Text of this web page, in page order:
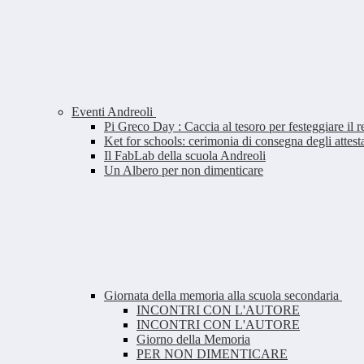
Eventi Andreoli
Pi Greco Day : Caccia al tesoro per festeggiare il
Ket for schools: cerimonia di consegna degli
Il FabLab della scuola Andreoli
Un Albero per non dimenticare
Giornata della memoria alla scuola secondaria
INCONTRI CON L'AUTORE
INCONTRI CON L'AUTORE
Giorno della Memoria
PER NON DIMENTICARE